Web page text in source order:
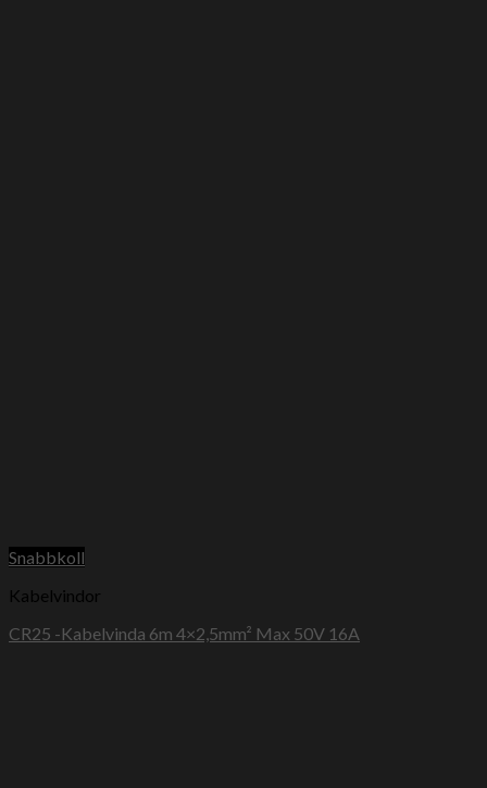
Snabbkoll
Kabelvindor
CR25 -Kabelvinda 6m 4×2,5mm² Max 50V 16A